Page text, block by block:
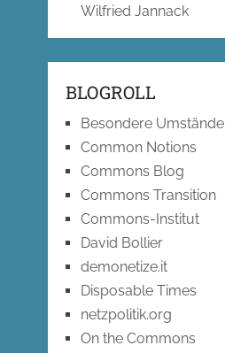
Wilfried Jannack
BLOGROLL
Besondere Umstände
Common Notions
Commons Blog
Commons Transition
Commons-Institut
David Bollier
demonetize.it
Disposable Times
netzpolitik.org
On the Commons